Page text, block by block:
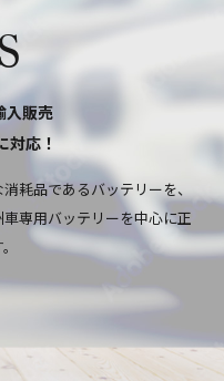
入販売
対応！
耗品であるバッテリーを、
専用バッテリーを中心に正